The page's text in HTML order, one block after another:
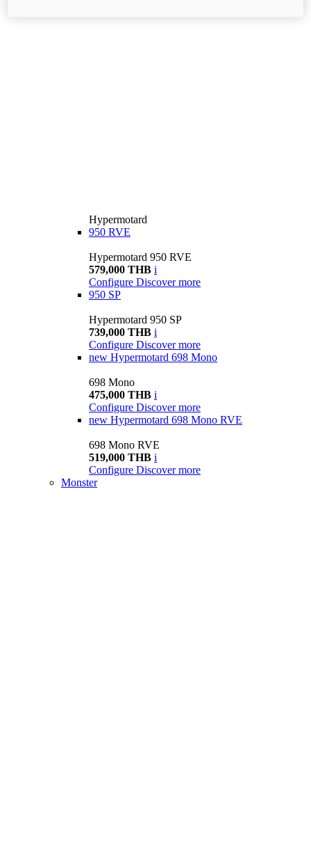
Hypermotard
950 RVE
Hypermotard 950 RVE
579,000 THB i
Configure Discover more
950 SP
Hypermotard 950 SP
739,000 THB i
Configure Discover more
new Hypermotard 698 Mono
698 Mono
475,000 THB i
Configure Discover more
new Hypermotard 698 Mono RVE
698 Mono RVE
519,000 THB i
Configure Discover more
Monster